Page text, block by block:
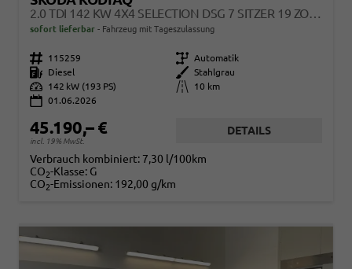
2.0 TDI 142 KW 4X4 SELECTION DSG 7 SITZER 19 ZOLL AHK EL. HK
sofort lieferbar Fahrzeug mit Tageszulassung
Fahrzeugnr. 115259 Getriebe Automatik
Kraftstoff
Diesel Außenfarbe
Stahlgrau
Leistung
142 kW (193 PS) Kilometerstand
10 km
01.06.2026
45.190,– €
incl. 19% MwSt.
DETAILS
Verbrauch kombiniert: 7,30 l/100km
CO2-Klasse: G
CO2-Emissionen: 192,00 g/km